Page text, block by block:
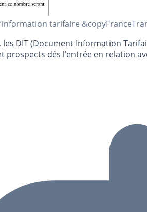
tarifaire
les DIT (Document Information
prospects dés l’entrée en relation